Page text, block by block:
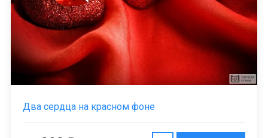
Два сердца на красном фоне